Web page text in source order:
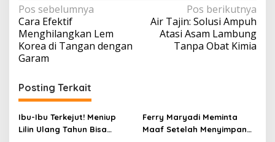
N
a
v
i
g
a
s
i
Pos sebelumnya
Cara Efektif
Menghilangkan Lem
Korea di Tangan dengan
Garam
Pos berikutnya
Air Tajin: Solusi Ampuh
Atasi Asam Lambung
Tanpa Obat Kimia
Posting Terkait
Ibu-Ibu Terkejut! Meniup
Lilin Ulang Tahun Bisa
Ferry Maryadi Meminta
Maaf Setelah Menyimpan